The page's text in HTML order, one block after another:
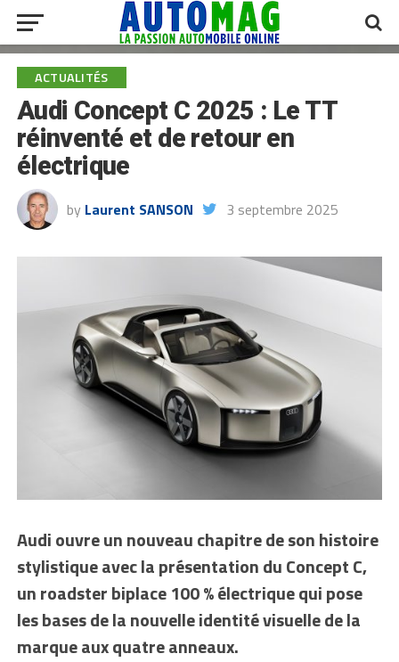
ACTUALITÉS
Audi Concept C 2025 : Le TT
réinventé et de retour en
électrique
by Laurent SANSON 3 septembre 2025
Audi ouvre un nouveau chapitre de son histoire
stylistique avec la présentation du Concept C,
un roadster biplace 100 % électrique qui pose
les bases de la nouvelle identité visuelle de la
marque aux quatre anneaux.